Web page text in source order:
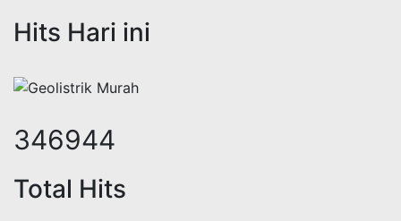
Hits Hari ini
446478
Total Hits